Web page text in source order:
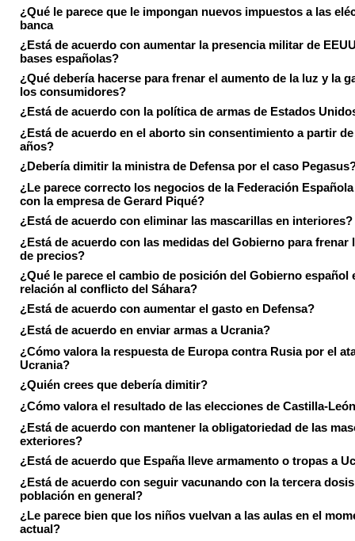
¿Qué le parece que le impongan nuevos impuestos a las
banca
¿Está de acuerdo con aumentar la presencia militar de
bases españolas?
¿Qué debería hacerse para frenar el aumento de la luz y la
los consumidores?
¿Está de acuerdo con la política de armas de Estados
¿Está de acuerdo en el aborto sin consentimiento a partir
años?
¿Debería dimitir la ministra de Defensa por el caso
¿Le parece correcto los negocios de la Federación
con la empresa de Gerard Piqué?
¿Está de acuerdo con eliminar las mascarillas en interiores?
¿Está de acuerdo con las medidas del Gobierno para frenar
de precios?
¿Qué le parece el cambio de posición del Gobierno español
relación al conflicto del Sáhara?
¿Está de acuerdo con aumentar el gasto en Defensa?
¿Está de acuerdo en enviar armas a Ucrania?
¿Cómo valora la respuesta de Europa contra Rusia por el
Ucrania?
¿Quién crees que debería dimitir?
¿Cómo valora el resultado de las elecciones de Castilla-
¿Está de acuerdo con mantener la obligatoriedad de las
exteriores?
¿Está de acuerdo que España lleve armamento o tropas a
¿Está de acuerdo con seguir vacunando con la tercera
población en general?
¿Le parece bien que los niños vuelvan a las aulas en el
actual?